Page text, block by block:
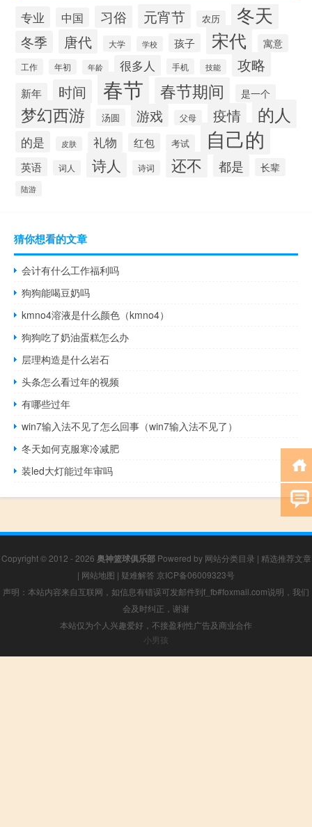
专业 中国 习俗 元宵节 农历 冬天
冬季 唐代 大学 学校 孩子 宋代 寓意
工作 年初 年龄 很多人 手机 技能 攻略
新年 时间 春节 春节期间 是一个
梦幻西游 汤圆 游戏 父母 疫情 的人
的是 皮肤 礼物 红包 考试 自己的
英语 词人 诗人 诗词 还不 都是 长辈
陆游
猜你想看的文章
会计有什么工作福利吗
狗狗能喝豆奶吗
kmno4溶液是什么颜色（kmno4）
狗狗吃了奶油蛋糕怎么办
层理构造是什么岩石
头条怎么看过年的视频
有哪些过年
win7输入法不见了怎么回事（win7输入法不见了）
冬天如何克服寒冷减肥
装led大灯能过年审吗
Copyright © 2012 - 2026 奥神篮球俱乐部Powered by 网站分类目录 | 精选推荐文章
| 网站地图 | 疑难解答 京ICP备06009323号
声明：本站内容来自互联网，如信息有错误可发邮件到f_fb#foxmail.com说明，我们
会及时纠正，谢谢
本站仅为个人兴趣爱好，不接盈利性广告及商业合作
小男孩